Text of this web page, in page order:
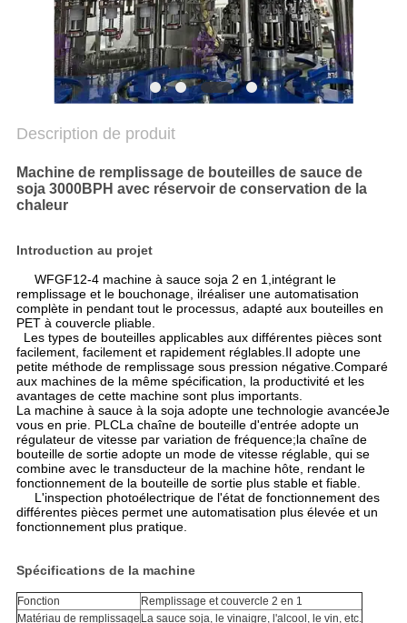
Description de produit
Machine de remplissage de bouteilles de sauce de
soja 3000BPH avec réservoir de conservation de la
chaleur
Introduction au projet
WFGF12-4 machine à sauce soja 2 en 1,intégrant le
remplissage et le bouchonage, ilréaliser une automatisation
complète in pendant tout le processus, adapté aux bouteilles en
PET à couvercle pliable.
Les types de bouteilles applicables aux différentes pièces sont
facilement, facilement et rapidement réglables.Il adopte une
petite méthode de remplissage sous pression négative.Comparé
aux machines de la même spécification, la productivité et les
avantages de cette machine sont plus importants.
La machine à sauce à la soja adopte une technologie avancéeJe
vous en prie. PLCLa chaîne de bouteille d'entrée adopte un
régulateur de vitesse par variation de fréquence;la chaîne de
bouteille de sortie adopte un mode de vitesse réglable, qui se
combine avec le transducteur de la machine hôte, rendant le
fonctionnement de la bouteille de sortie plus stable et fiable.
L'inspection photoélectrique de l'état de fonctionnement des
différentes pièces permet une automatisation plus élevée et un
fonctionnement plus pratique.
Spécifications de la machine
Fonction
Remplissage et couvercle 2 en 1
Matériau de remplissage La sauce soja, le vinaigre, l'alcool, le vin, etc.